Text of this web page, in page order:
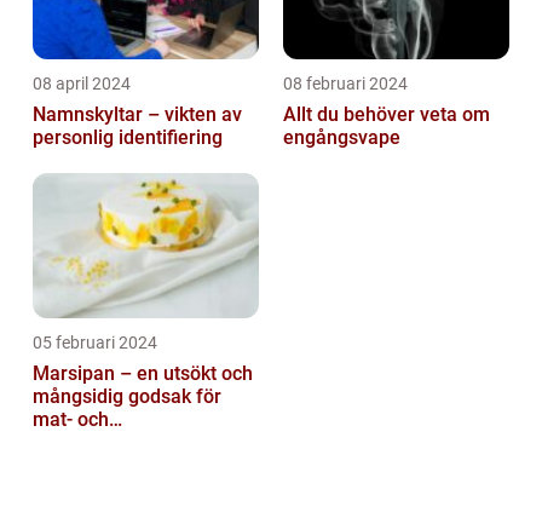
08 april 2024
Namnskyltar – vikten av
personlig identifiering
08 februari 2024
Allt du behöver veta om
engångsvape
05 februari 2024
Marsipan – en utsökt och
mångsidig godsak för
mat- och